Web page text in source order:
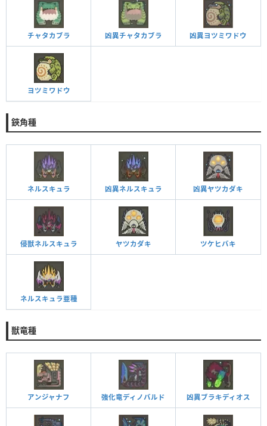
チャタカブラ 凶異チャタカブラ 凶異ヨツミワドウ
ヨツミワドウ
鋏角種
ネルスキュラ 凶異ネルスキュラ 凶異ヤツカダキ
侵獣ネルスキュラ ヤツカダキ ツケヒバキ
ネルスキュラ亜種
獣竜種
アンジャナフ 強化竜ディノバルド 凶異ブラキディオス